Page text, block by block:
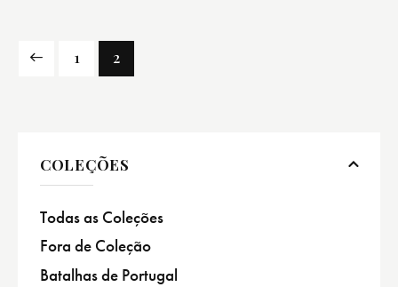
1 2
COLEÇÕES
Todas as Coleções
Fora de Coleção
Batalhas de Portugal